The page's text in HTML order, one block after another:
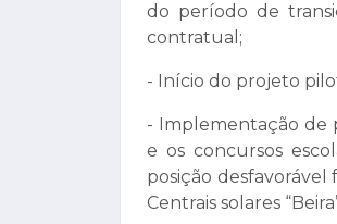
do período de
contratual;
- Início do projeto
- Implementação de
e os concursos
posição
Centrais solares